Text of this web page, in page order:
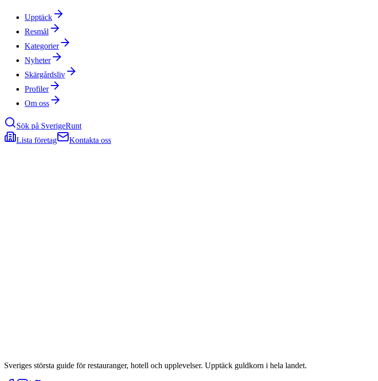
Upptäck
Resmål
Kategorier
Nyheter
Skärgårdsliv
Profiler
Om oss
Sök på SverigeRunt
Lista företag
Kontakta oss
Sveriges största guide för restauranger, hotell och upplevelser. Upptäck guldkorn i hela landet.